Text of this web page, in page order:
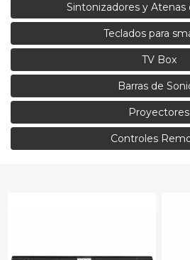
Sintonizadores y Atenas
Teclados para
TV Box
Barras de
Proyectores
Controles